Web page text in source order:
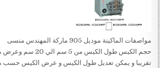
مواصفات الماكينة موديل 905 ماركة المهندس منسى
تقريبا و يمكن تعديل طول الكيس و عرض الكيس حسب